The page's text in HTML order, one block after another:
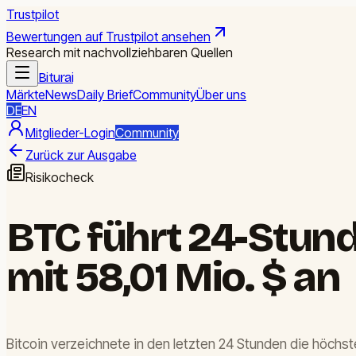
Trustpilot
Bewertungen auf Trustpilot ansehen
Research mit nachvollziehbaren Quellen
Biturai
MärkteNewsDaily BriefCommunityÜber uns
DEEN
Mitglieder-LoginCommunity
Zurück zur Ausgabe
Risikocheck
BTC führt 24-
mit 58,01 Mio. $ an
Bitcoin verzeichnete in den letzten 24 Stunden die